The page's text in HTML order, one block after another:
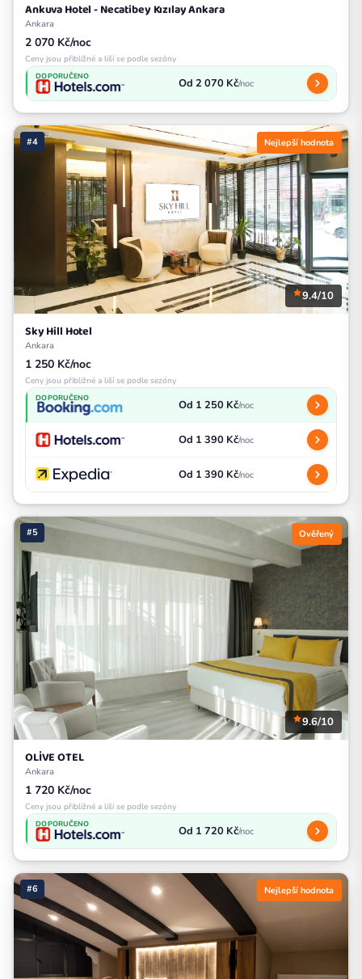
Ankuva Hotel - Necatibey Kızılay Ankara
Ankara
2 070 Kč/noc
Ceny jsou přibližné a liší se podle sezóny
DOPORUČENO Od 2 070 Kč/noc
#4 Nejlepší hodnota
9.4/10
Sky Hill Hotel
Ankara
1 250 Kč/noc
Ceny jsou přibližné a liší se podle sezóny
DOPORUČENO Od 1 250 Kč/noc
Od 1 390 Kč/noc
Od 1 390 Kč/noc
#5 Ověřený
9.6/10
OLİVE OTEL
Ankara
1 720 Kč/noc
Ceny jsou přibližné a liší se podle sezóny
DOPORUČENO Od 1 720 Kč/noc
#6 Nejlepší hodnota